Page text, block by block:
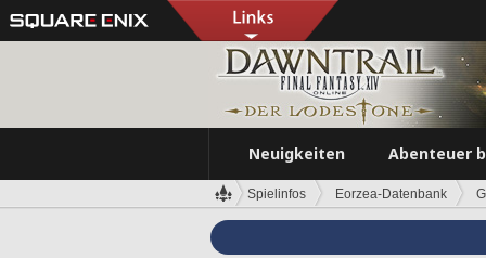
Neuigkeiten Abenteuer
Spielinfos Eorzea-Datenbank